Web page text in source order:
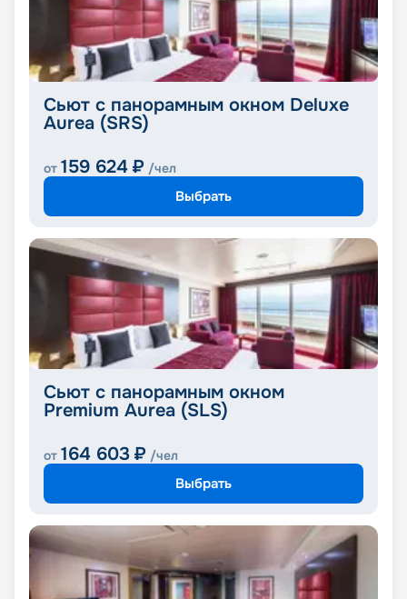
Сьют с панорамным окном Deluxe
Aurea (SRS)
от 159 624 ₽ /чел
Выбрать
Сьют с панорамным окном
Premium Aurea (SLS)
от 164 603 ₽ /чел
Выбрать